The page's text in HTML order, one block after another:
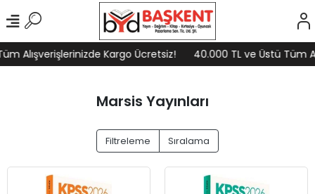
Alışverişlerinizde Kargo Ücretsiz! 40.000 TL ve Üstü Tüm
Marsis Yayınları
Filtreleme Sıralama